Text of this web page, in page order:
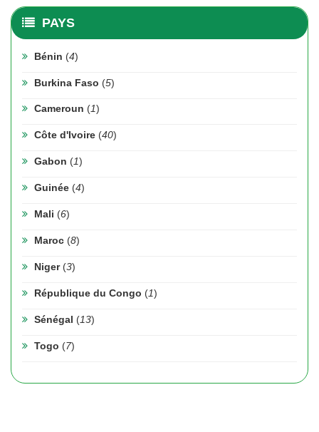
PAYS
Bénin (4)
Burkina Faso (5)
Cameroun (1)
Côte d'Ivoire (40)
Gabon (1)
Guinée (4)
Mali (6)
Maroc (8)
Niger (3)
République du Congo (1)
Sénégal (13)
Togo (7)